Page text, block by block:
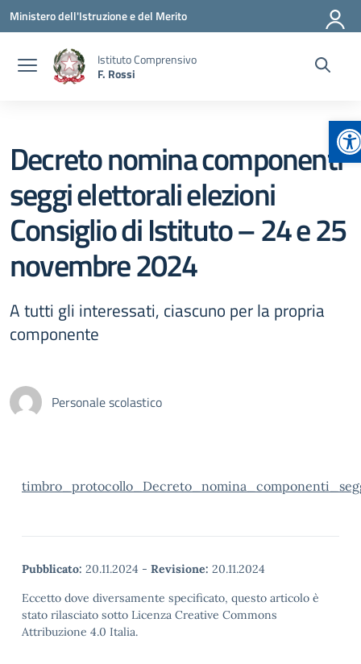
Vai ai contenuti
Vai al menu di navigazione
Vai al footer
Ministero dell'Istruzione e del Merito
Istituto Comprensivo
F. Rossi
Decreto nomina componenti
seggi elettorali elezioni
Consiglio di Istituto – 24 e 25
novembre 2024
A tutti gli interessati, ciascuno per la propria
componente
Personale scolastico
Pubblicato: 20.11.2024 - Revisione: 20.11.2024
Eccetto dove diversamente specificato, questo articolo è
stato rilasciato sotto Licenza Creative Commons
Attribuzione 4.0 Italia.